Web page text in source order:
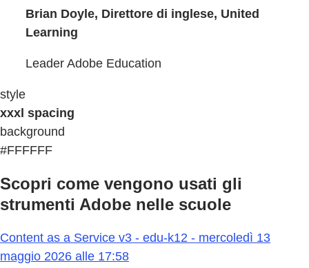
Brian Doyle, Direttore di inglese, United
Learning
Leader Adobe Education
style
xxxl spacing
background
#FFFFFF
Scopri come vengono usati gli
strumenti Adobe nelle scuole
Content as a Service v3 - edu-k12 - mercoledì 13
maggio 2026 alle 17:58